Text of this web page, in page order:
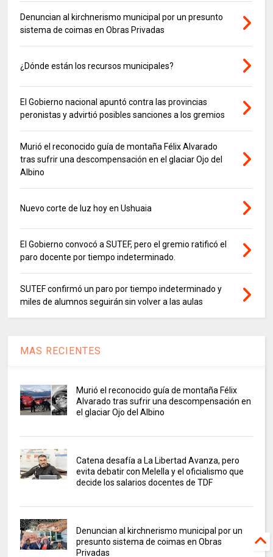
Denuncian al kirchnerismo municipal por un presunto
sistema de coimas en Obras Privadas
¿Dónde están los recursos municipales?
El Gobierno nacional apuntó contra las provincias
peronistas y advirtió posibles sanciones a los gremios
Murió el reconocido guía de montaña Félix Alvarado
tras sufrir una descompensación en el glaciar Ojo del
Albino
Nuevo corte de luz hoy en Ushuaia
El Gobierno convocó a SUTEF, pero el gremio ratificó el
paro docente por tiempo indeterminado.
SUTEF confirmó un paro por tiempo indeterminado y
miles de alumnos seguirán sin volver a las aulas
MAS RECIENTES
Murió el reconocido guía de montaña Félix
Alvarado tras sufrir una descompensación en
el glaciar Ojo del Albino
Catena desafía a La Libertad Avanza, pero
evita debatir con Melella y el oficialismo que
decide los salarios docentes de TDF
Denuncian al kirchnerismo municipal por un
presunto sistema de coimas en Obras
Privadas